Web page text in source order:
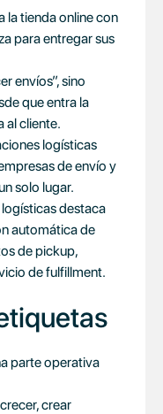
la tienda online con
para entregar sus
envíos”, sino
que entra la
al cliente.
logísticas
de envío y
solo lugar.
destaca
automática de
de pickup,
de fulfillment.
parte operativa
crear